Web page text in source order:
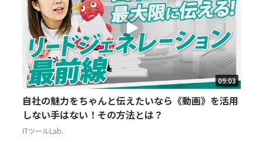
09:03
自社の魅力をちゃんと伝えたいなら《動画》を活用
しない手はない！その方法とは？
ITツールLab.